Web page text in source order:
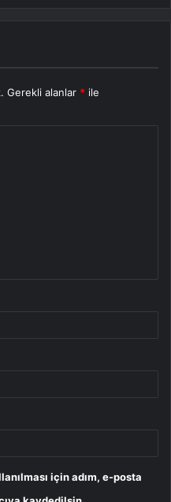
Gerekli alanlar * ile
için adım, e-posta